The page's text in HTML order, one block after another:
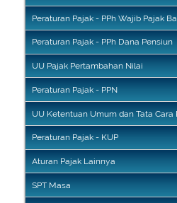
Peraturan Pajak - PPh Wajib Pajak
Peraturan Pajak - PPh Dana Pensiun
UU Pajak Pertambahan Nilai
Peraturan Pajak - PPN
UU Ketentuan Umum dan Tata Cara
Peraturan Pajak - KUP
Aturan Pajak Lainnya
SPT Masa